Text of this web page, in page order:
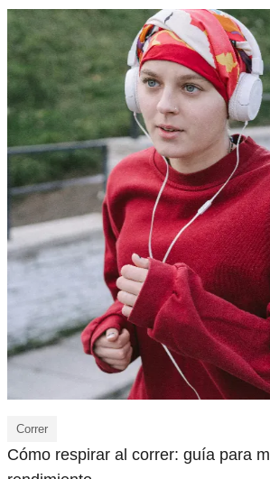
Correr
Cómo respirar al correr: guía para